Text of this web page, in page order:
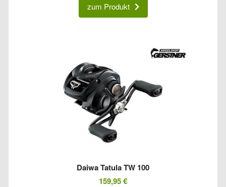
zum Produkt
Daiwa Tatula TW 100
159,95€